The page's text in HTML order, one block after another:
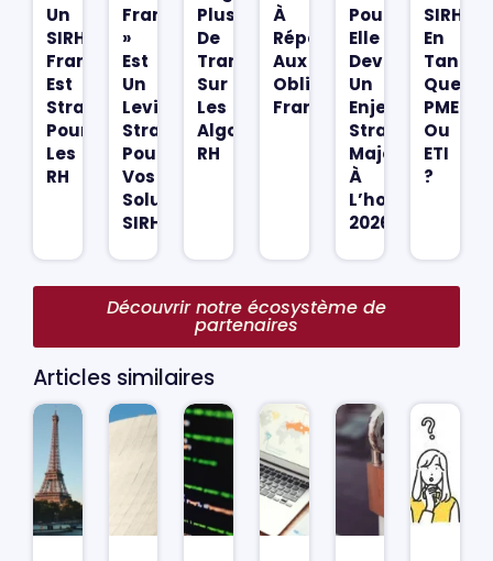
Un
SIRH
Français
Est
Stratégique
Pour
Les
RH
France
»
Est
Un
Levier
Stratégique
Pour
Vos
Solutions
SIRH
Plus
De
Transparence
Sur
Les
Algorithmes
RH
À
Répondre
Aux
Obligations
Françaises
Pourquoi
Elle
Devient
Un
Enjeu
Stratégique
Majeur
À
L’horizon
2026
SIRH
En
Tant
Que
PME
Ou
ETI
?
Découvrir notre écosystème de
partenaires
Articles similaires